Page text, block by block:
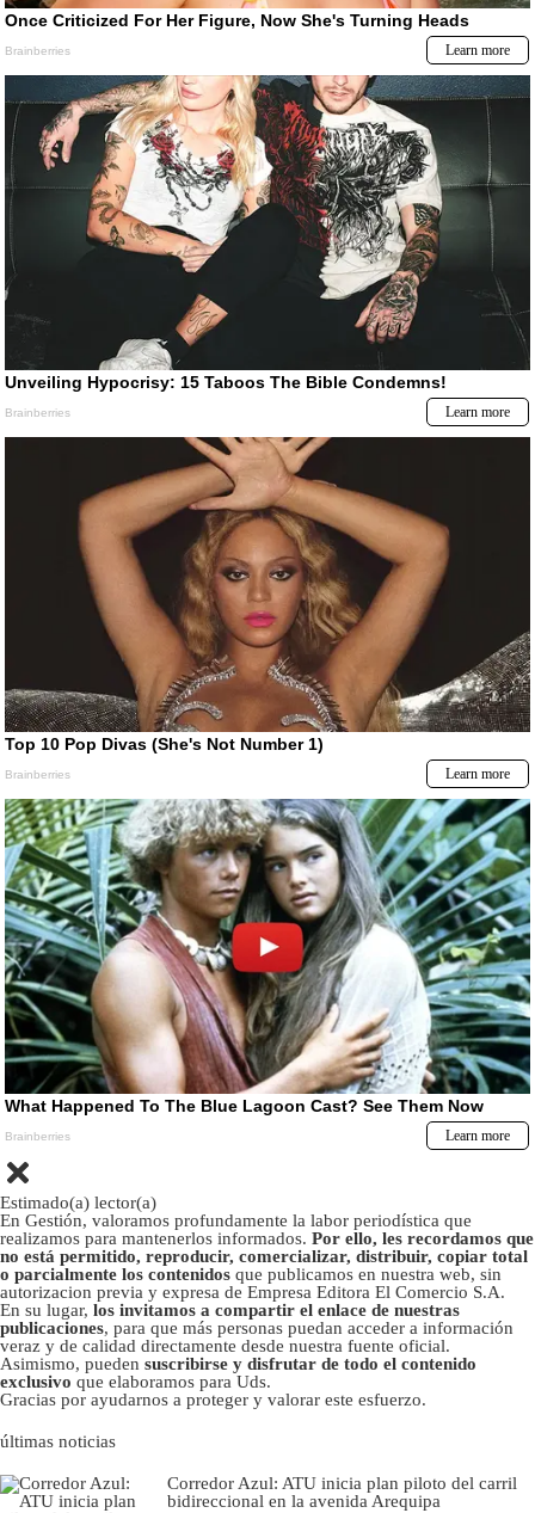
Estimado(a) lector(a)
En Gestión, valoramos profundamente la labor periodística que
realizamos para mantenerlos informados. Por ello, les recordamos que
no está permitido, reproducir, comercializar, distribuir, copiar total
o parcialmente los contenidos que publicamos en nuestra web, sin
autorizacion previa y expresa de Empresa Editora El Comercio S.A.
En su lugar, los invitamos a compartir el enlace de nuestras
publicaciones, para que más personas puedan acceder a información
veraz y de calidad directamente desde nuestra fuente oficial.
Asimismo, pueden suscribirse y disfrutar de todo el contenido
exclusivo que elaboramos para Uds.
Gracias por ayudarnos a proteger y valorar este esfuerzo.
últimas noticias
Corredor Azul: ATU inicia plan piloto del carril
bidireccional en la avenida Arequipa